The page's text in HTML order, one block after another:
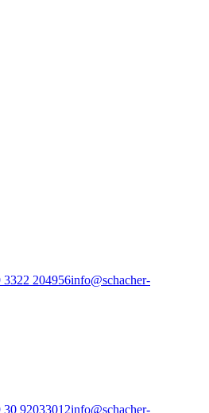
3322 204956info@schacher-
30 92033012info@schacher-